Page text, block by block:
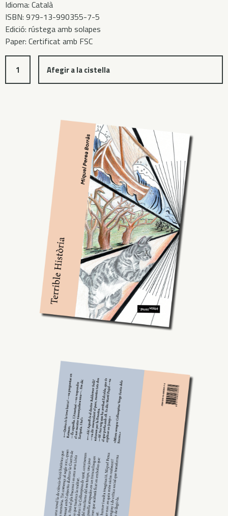
Idioma: Català
ISBN: 979-13-990355-7-5
Edició: rústega amb solapes
Paper: Certificat amb FSC
Afegir a la cistella